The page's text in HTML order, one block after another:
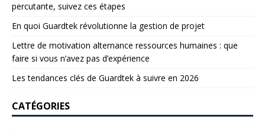
percutante, suivez ces étapes
En quoi Guardtek révolutionne la gestion de projet
Lettre de motivation alternance ressources humaines : que
faire si vous n’avez pas d’expérience
Les tendances clés de Guardtek à suivre en 2026
CATÉGORIES